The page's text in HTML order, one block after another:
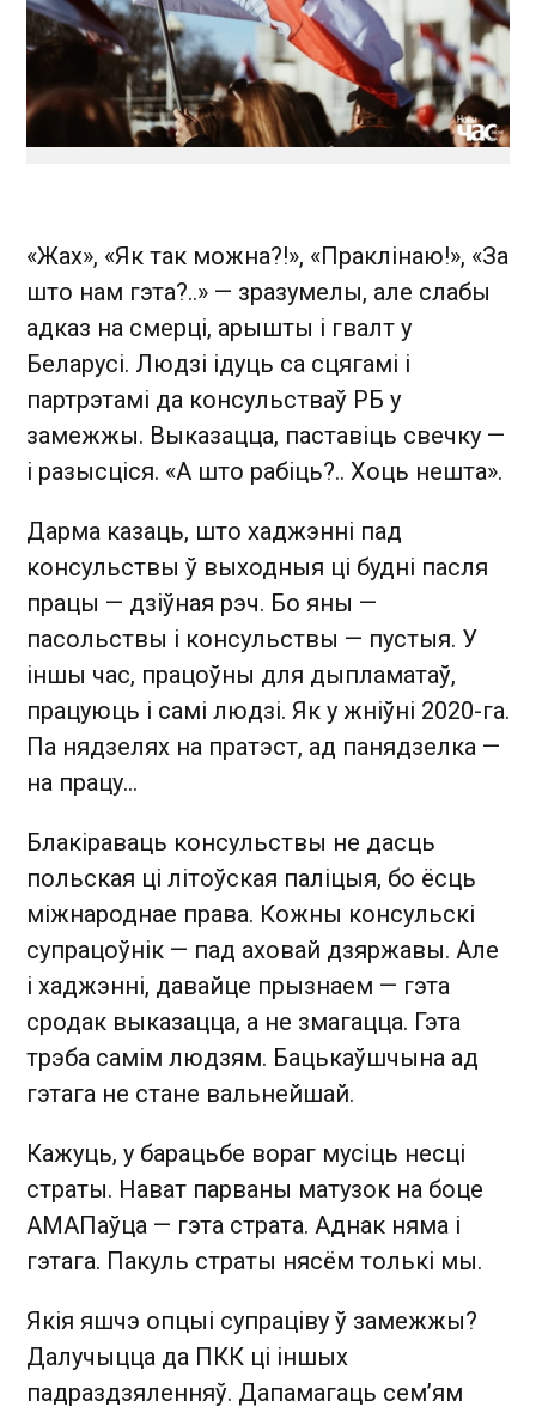
«Жах», «Як так можна?!», «Праклінаю!», «За
што нам гэта?..» — зразумелы, але слабы
адказ на смерці, арышты і гвалт у
Беларусі. Людзі ідуць са сцягамі і
партрэтамі да консульстваў РБ у
замежжы. Выказацца, паставіць свечку —
і разысціся. «А што рабіць?.. Хоць нешта».
Дарма казаць, што хаджэнні пад
консульствы ў выходныя ці будні пасля
працы — дзіўная рэч. Бо яны —
пасольствы і консульствы — пустыя. У
іншы час, працоўны для дыпламатаў,
працуюць і самі людзі. Як у жніўні 2020-га.
Па нядзелях на пратэст, ад панядзелка —
на працу...
Блакіраваць консульствы не дасць
польская ці літоўская паліцыя, бо ёсць
міжнароднае права. Кожны консульскі
супрацоўнік — пад аховай дзяржавы. Але
і хаджэнні, давайце прызнаем — гэта
сродак выказацца, а не змагацца. Гэта
трэба самім людзям. Бацькаўшчына ад
гэтага не стане вальнейшай.
Кажуць, у барацьбе вораг мусіць несці
страты. Нават парваны матузок на боце
АМАПаўца — гэта страта. Аднак няма і
гэтага. Пакуль страты нясём толькі мы.
Якія яшчэ опцыі супраціву ў замежжы?
Далучыцца да ПКК ці іншых
падраздзяленняў. Дапамагаць сем’ям